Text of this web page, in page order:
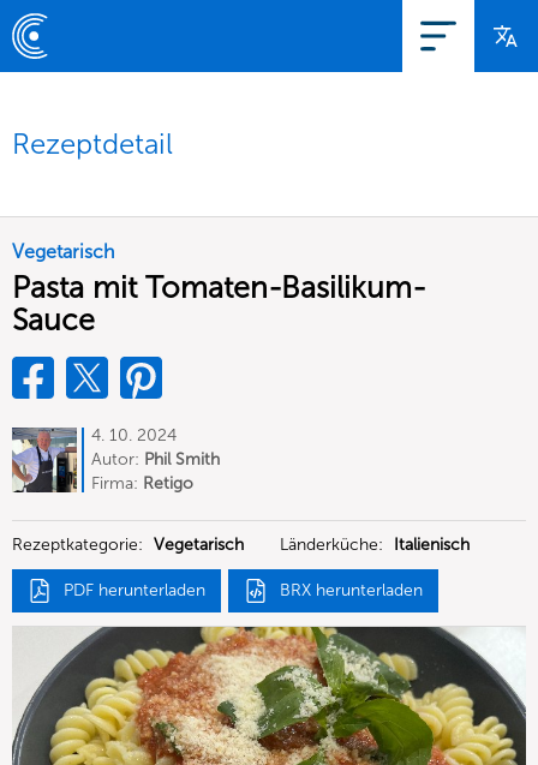
Rezeptdetail
Vegetarisch
Pasta mit Tomaten-Basilikum-
Sauce
4. 10. 2024
Autor: Phil Smith
Firma: Retigo
Rezeptkategorie: Vegetarisch Länderküche: Italienisch
PDF herunterladen BRX herunterladen